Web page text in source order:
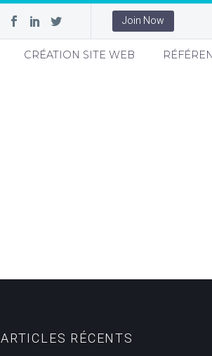
Join Now
CRÉATION SITE WEB
ARTICLES RÉCENTS